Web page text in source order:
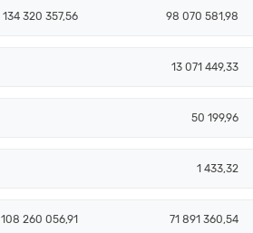
134 320 357,56 98 070 581,98
13 071 449,33
50 199,96
1 433,32
108 260 056,91 71 891 360,54